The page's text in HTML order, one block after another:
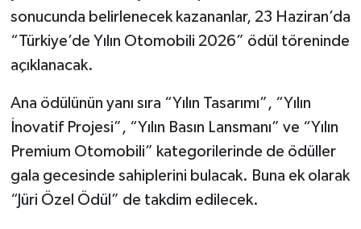
sonucunda belirlenecek kazananlar, 23 Haziran’da
“Türkiye’de Yılın Otomobili 2026” ödül töreninde
açıklanacak.
Ana ödülünün yanı sıra “Yılın Tasarımı”, “Yılın
İnovatif Projesi”, “Yılın Basın Lansmanı” ve “Yılın
Premium Otomobili” kategorilerinde de ödüller
gala gecesinde sahiplerini bulacak. Buna ek olarak
“Jüri Özel Ödül” de takdim edilecek.